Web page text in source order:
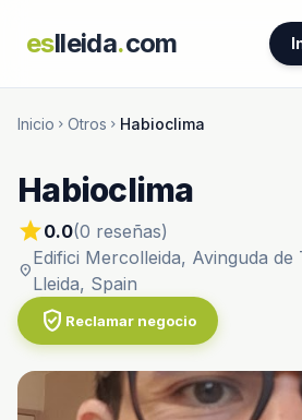
eslleida.com
Inicio chevron_right Otros chevron_right Habioclima
Habioclima
star0.0(0 reseñas)
location_on
Edifici Mercolleida, Avinguda
Lleida, Spain
verified_user Reclamar negocio